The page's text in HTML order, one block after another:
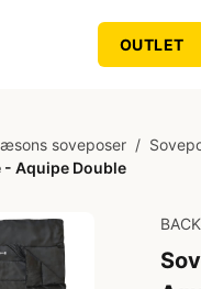
OUTLET
soveposer /
- Aquipe Double